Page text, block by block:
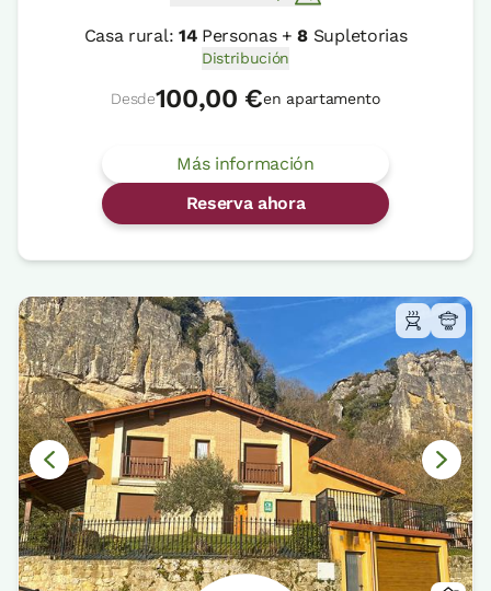
Casa rural: 14Personas +8 Supletorias
Distribución
Desde100,00 €en apartamento
Más información
Reserva ahora